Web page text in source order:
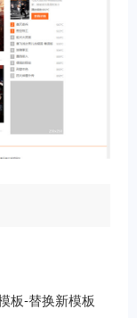
板-替换新模板